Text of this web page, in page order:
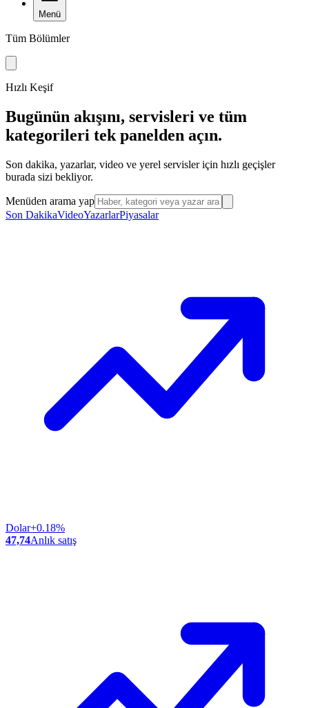
Menü
Tüm Bölümler
Hızlı Keşif
Bugünün akışını, servisleri ve tüm
kategorileri tek panelden açın.
Son dakika, yazarlar, video ve yerel servisler için hızlı geçişler
burada sizi bekliyor.
Menüden arama yap
Son DakikaVideoYazarlarPiyasalar
Dolar+0.18%
47,74Anlık satış